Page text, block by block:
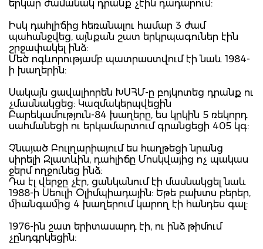
երկար ժամանակ դրանք չէին դադարում:
Իսկ դահլիճից հեռանալու համար 3 ժամ
պահանջվեց, այնքան շատ երկրպագուներ էին
շրջափակել ինձ:
Մեծ ոգևորությամբ պատրաստվում էի նաև 1984-
ի խաղերին:
Սակայն ցավալիորեն ԽՍՀՄ-ը բոյկոտեց դրանք ու
չմասնակցեց: Կազմակերպվեցին
Բարեկամություն-84 խաղերը, ես կրկին 5 ռեկորդ
սահմանեցի ու երկամարտում գրանցեցի 405 կգ:
Չնայած Բուլղարիայում ես հաղթեցի նրանց
սիրելի Զլատևին, դահլիճը Մոսկվայից ոչ պակաս
ջերմ ողջունեց ինձ:
Դա էլ վերջը չէր, ցանկանում էի մասնակցել նաև
1988-ի Սեուլի Օլիմպիադային: Եթե բախտս բերեր,
միանգամից 4 խաղերում կարող էի հանդես գալ:
1976-ին շատ երիտասարդ էի, ու ինձ թիմում
չընդգրկեցին: